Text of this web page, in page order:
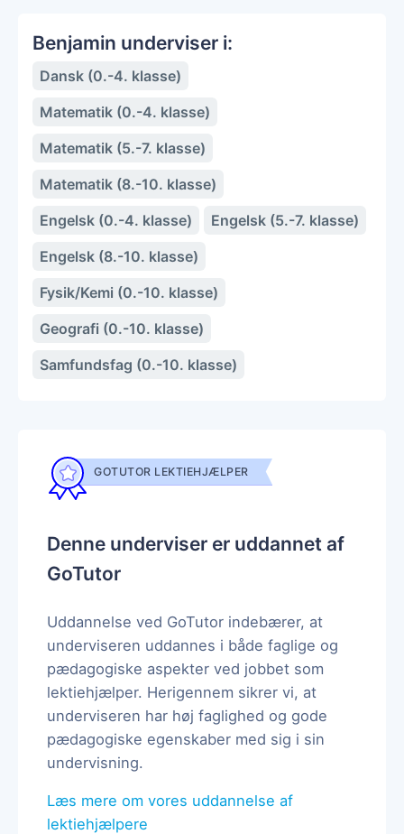
Benjamin underviser i:
Dansk (0.-4. klasse)
Matematik (0.-4. klasse)
Matematik (5.-7. klasse)
Matematik (8.-10. klasse)
Engelsk (0.-4. klasse)
Engelsk (5.-7. klasse)
Engelsk (8.-10. klasse)
Fysik/Kemi (0.-10. klasse)
Geografi (0.-10. klasse)
Samfundsfag (0.-10. klasse)
GOTUTOR LEKTIEHJÆLPER
Denne underviser er uddannet af
GoTutor
Uddannelse ved GoTutor indebærer, at
underviseren uddannes i både faglige og
pædagogiske aspekter ved jobbet som
lektiehjælper. Herigennem sikrer vi, at
underviseren har høj faglighed og gode
pædagogiske egenskaber med sig i sin
undervisning.
Læs mere om vores uddannelse af
lektiehjælpere